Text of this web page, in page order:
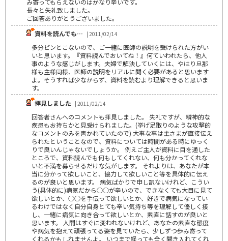
長々と失礼致しました。
ご回答ありがとうございました。
資料を読んでも… | 2011/02/14
多分ピンとこないので、ご一緒に医師の説明を受けられた方がい
いと思います。『資料読んでおいてね！』何ていわれたら、他人
事のような感じがします。夫婦で解決していくには、やはり旦那
様も主様同様、医師の説明をリアルに聞く必要があると思います
よ。そうすれば少なからず、資料を読むより理解できると思いま
す。
拝見しました | 2011/02/14
回答者さんへのコメントも拝見しました。 失礼ですが、精神的な
疾患もお持ちかと見受けられました。(挙げ足取りのような攻撃的
なコメントのみを書かれていたので) 大事な事は主さまが直接伝え
られたということなので、資料については時間がある時にゆっく
りで良いんじゃないでしょうか。 例えご主人が資料に目を通した
ところで、資料読んでも何もしてくれない、何も分かってくれな
いと不満を募らせるだけな気がします。 それよりは、あなたが本
当に分かって欲しいこと、協力して欲しいこと等を具体的に伝え
るのが良いと思います。 病気ばかりで申し訳ないけれど、こうい
う(具体的に)病気だから○○が辛いので、できなくても大目に見て
欲しいとか、○○を手伝って欲しいとか、好きで病気になってい
るわけではなく自分自身とても辛い気持ち等を理解して優しく接
し、一緒に病気に向き合って欲しいとか、素直に話すのが良いと
思います。 人間はすぐに変われないけれど、あなたの素直な態度
や病気を抱えて頑張ってる姿を見ていたら、少しずつ歩み寄って
くれるかもしれませんよ。 いつまで経っても全く聞き入れてくれ